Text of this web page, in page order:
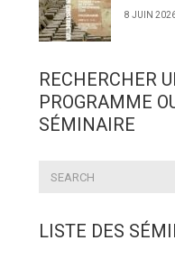
8 JUIN
RECHERCHER
PROGRAMME
SÉMINAIRE
LISTE DES